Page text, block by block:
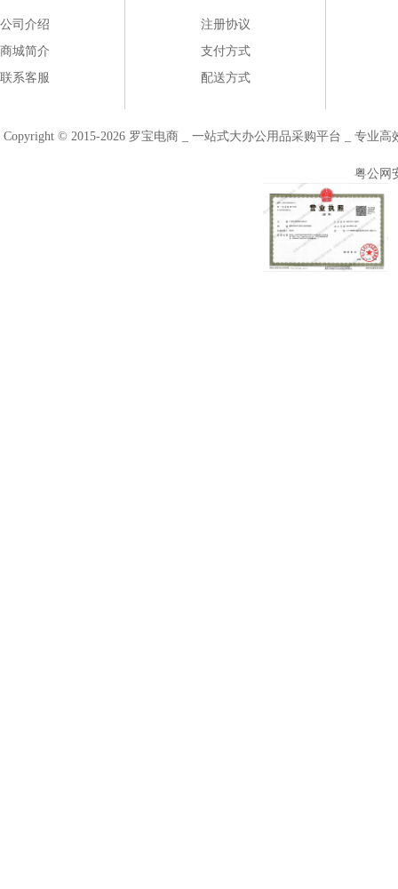
公司介绍
商城简介
联系客服
注册协议
支付方式
配送方式
Copyright © 2015-2026 罗宝电商 _ 一站式大办公用品采购平台 _ 专业
粤公网